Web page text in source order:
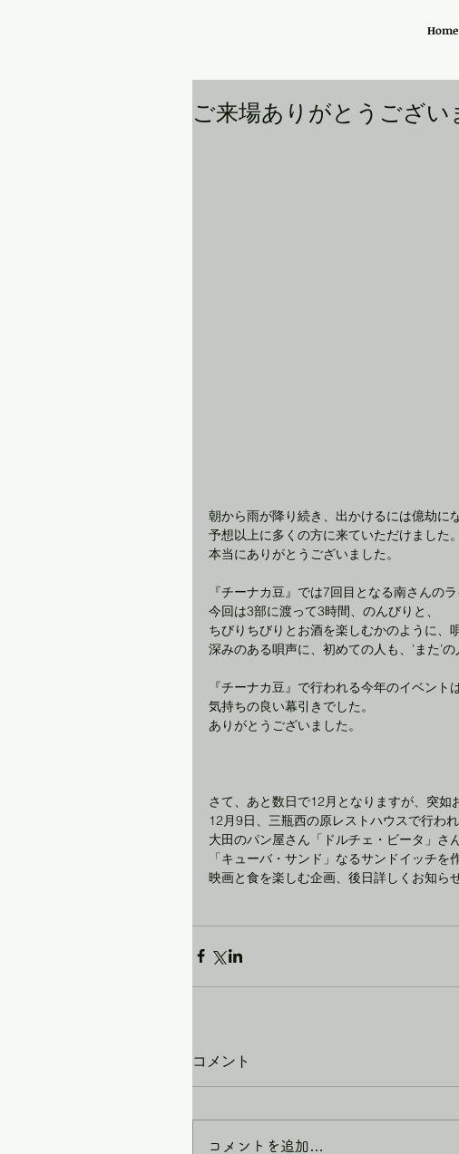
Home
ご来場ありがとうござい
朝から雨が降り続き、出かけるには億劫に
予想以上に多くの方に来ていただけました。
本当にありがとうございました。
『チーナカ豆』では7回目となる南さんの
今回は3部に渡って3時間、のんびりと、
ちびりちびりとお酒を楽しむかのように、
深みのある唄声に、初めての人も、’また’の
『チーナカ豆』で行われる今年のイベント
気持ちの良い幕引きでした。
ありがとうございました。
さて、あと数日で12月となりますが、突如
12月9日、三瓶西の原レストハウスで行わ
大田のパン屋さん「ドルチェ・ビータ」さ
「キューバ・サンド」なるサンドイッチを
映画と食を楽しむ企画、後日詳しくお知ら
コメント
コメントを追加…